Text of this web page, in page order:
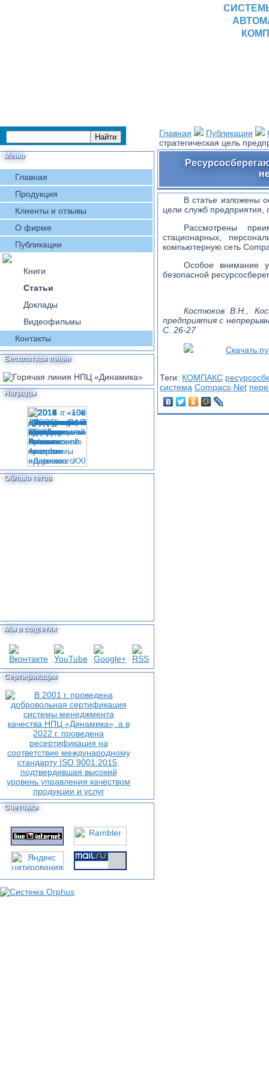
Меню
Главная
Продукция
Клиенты и отзывы
О фирме
Публикации
Книги
Статьи
Доклады
Видеофильмы
Контакты
Бесплатная линия
Награды
Облако тегов
Мы в соцсетях
Сертификация
Счетчики
Главная Публикации
стратегическая цель
В статье изложены
цели служб предприятия,
Рассмотрены
стационарных,
компьютерную сеть
Особое внимание
безопасной
Костюков В.Н.,
предприятия с
С. 26-27
Скачать
Теги: КОМПАКС
система Compacs-Net